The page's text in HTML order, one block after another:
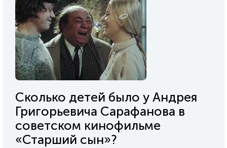
Сколько детей было у Андрея
Григорьевича Сарафанова в
советском кинофильме
«Старший сын»?